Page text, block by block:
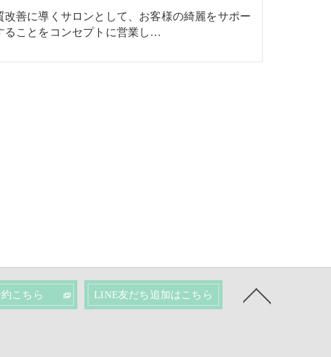
改善に導くサロンとして、お客様の綺麗をサポー
ることをコンセプトに営業し…
こちら LINE友だち追加はこちら